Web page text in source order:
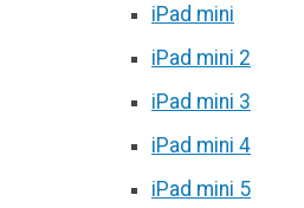
iPad mini
iPad mini 2
iPad mini 3
iPad mini 4
iPad mini 5